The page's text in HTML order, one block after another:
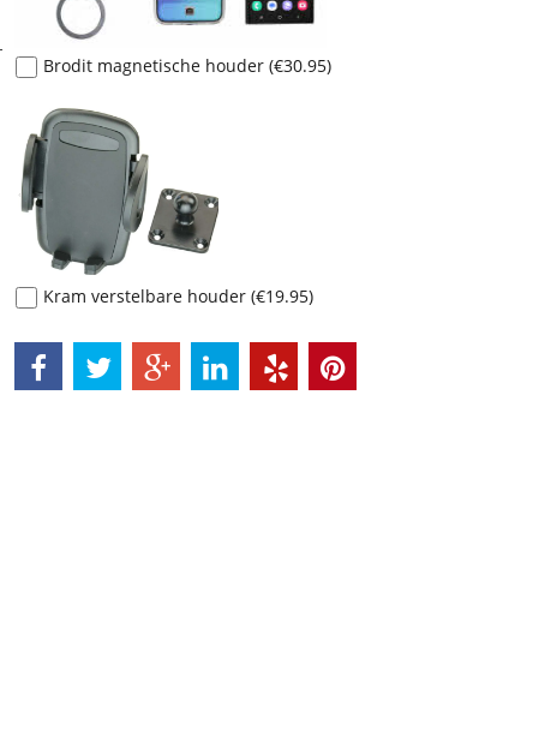
Brodit magnetische houder (€30.95)
Kram verstelbare houder (€19.95)